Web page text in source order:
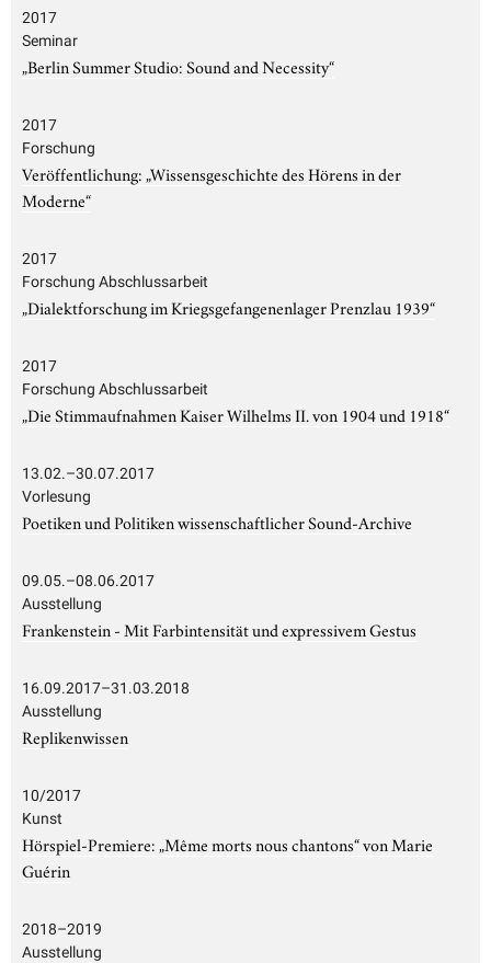
2017
Seminar
„Berlin Summer Studio: Sound and Necessity“
2017
Forschung
Veröffentlichung: „Wissensgeschichte des Hörens in der
Moderne“
2017
Forschung Abschlussarbeit
„Dialektforschung im Kriegsgefangenenlager Prenzlau 1939“
2017
Forschung Abschlussarbeit
„Die Stimmaufnahmen Kaiser Wilhelms II. von 1904 und 1918“
13.02.–30.07.2017
Vorlesung
Poetiken und Politiken wissenschaftlicher Sound-Archive
09.05.–08.06.2017
Ausstellung
Frankenstein - Mit Farbintensität und expressivem Gestus
16.09.2017–31.03.2018
Ausstellung
Replikenwissen
10/2017
Kunst
Hörspiel-Premiere: „Même morts nous chantons“ von Marie
Guérin
2018–2019
Ausstellung